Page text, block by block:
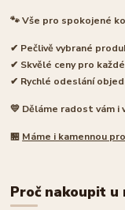
🐾 Vše pro spokojené
✔ Pečlivě vybrané
✔ Skvělé ceny pro
✔ Rychlé odeslání
💛 Děláme radost vám i
🏪 Máme i kamennou
Proč nakoupit u